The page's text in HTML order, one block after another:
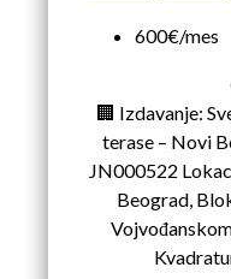
600€/mes
🏢 Izdavanje:
terase – Novi
JN000522
Beograd,